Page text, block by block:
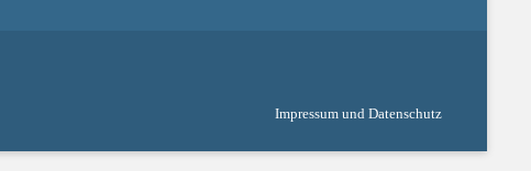
Impressum und Datenschutz